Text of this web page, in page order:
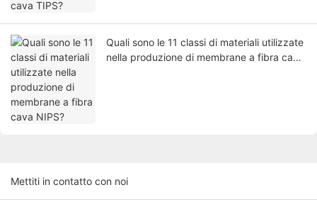
Quali sono le 11 classi di materiali utilizzate
nella produzione di membrane a fibra cava
Mettiti in contatto con noi